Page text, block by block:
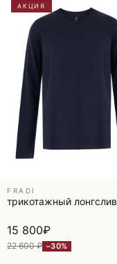
АКЦИЯ
FRADI
трикотажный лонгслив
15 800₽
22 600 ₽ −30%